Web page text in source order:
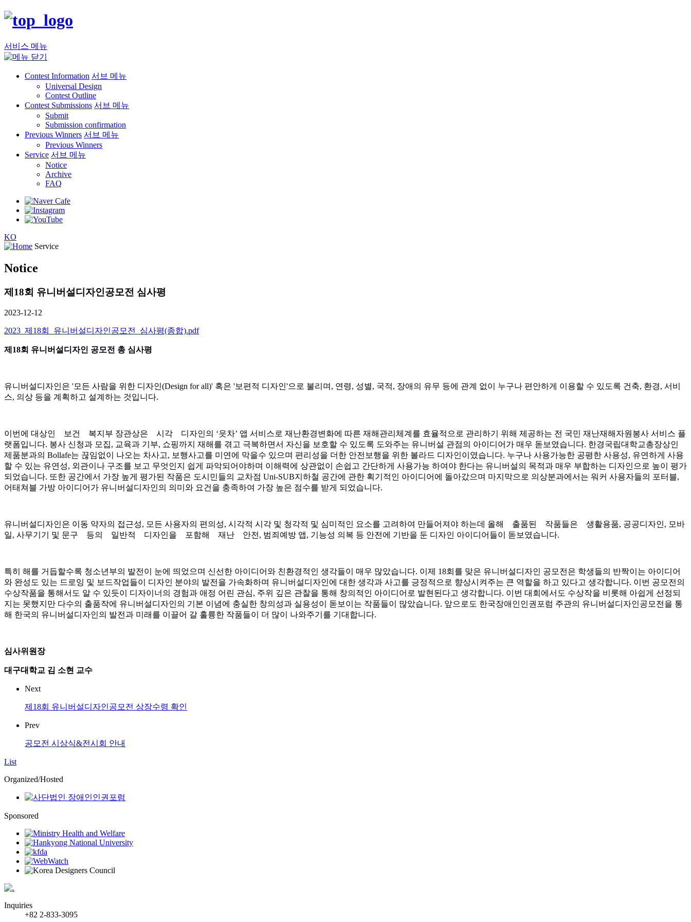
서비스 메뉴
Contest Information 서브 메뉴
Universal Design
Contest Outline
Contest Submissions 서브 메뉴
Submit
Submission confirmation
Previous Winners 서브 메뉴
Previous Winners
Service 서브 메뉴
Notice
Archive
FAQ
KO
Service
Notice
제18회 유니버설디자인공모전 심사평
2023-12-12
2023_제18회_유니버설디자인공모전_심사평(종합).pdf
제 18회 유니버설디자인 공모전 총 심사평
유니버설디자인은 '모든 사람을 위한 디자인(Design for all)' 혹은 '보편적 디자인'으로 불리며, 연령, 성별, 국적, 장애의 유무 등에 관계 없이 누구나 편안하게 이용할 수 있도록 건축, 환경, 서비
스, 의상 등을 계획하고 설계하는 것입니다.
이번에 대상인 보건 복지부 장관상은 시각 디자인의 ‘읏차’ 앱 서비스로 재난환경변화에 따른 재해관리체계를 효율적으로 관리하기 위해 제공하는 전 국민 재난재해자원봉사 서비스 플
랫폼입니다. 봉사 신청과 모집, 교육과 기부, 쇼핑까지 재해를 겪고 극복하면서 자신을 보호할 수 있도록 도와주는 유니버설 관점의 아이디어가 매우 돋보였습니다. 한경국립대학교총장상인
제품분과의 Bollafe는 끊임없이 나오는 차사고, 보행사고를 미연에 막을수 있으며 편리성을 더한 안전보행을 위한 볼라드 디자인이였습니다. 누구나 사용가능한 공평한 사용성, 유연하게 사용
할 수 있는 유연성, 외관이나 구조를 보고 무엇인지 쉽게 파악되어야하며 이해력에 상관없이 손쉽고 간단하게 사용가능 하여야 한다는 유니버설의 목적과 매우 부합하는 디자인으로 높이 평가
되었습니다. 또한 공간에서 가장 높게 평가된 작품은 도시민들의 교차점 Uni-SUB지하철 공간에 관한 획기적인 아이디어에 돌아갔으며 마지막으로 의상분과에서는 워커 사용자들의 포터블,
어태쳐블 가방 아이디어가 유니버설디자인의 의미와 요건을 충족하여 가장 높은 점수를 받게 되었습니다.
유니버설디자인은 이동 약자의 접근성, 모든 사용자의 편의성, 시각적 시각 및 청각적 및 심미적인 요소를 고려하여 만들어져야 하는데 올해 출품된 작품들은 생활용품, 공공디자인, 모바
일, 사무기기 및 문구 등의 일반적 디자인을 포함해 재난 안전, 범죄예방 앱, 기능성 의복 등 안전에 기반을 둔 디자인 아이디어들이 돋보였습니다.
특히 해를 거듭할수록 청소년부의 발전이 눈에 띄었으며 신선한 아이디어와 친환경적인 생각들이 매우 많았습니다. 이제 18회를 맞은 유니버설디자인 공모전은 학생들의 반짝이는 아이디어
와 완성도 있는 드로잉 및 보드작업들이 디자인 분야의 발전을 가속화하며 유니버설디자인에 대한 생각과 사고를 긍정적으로 향상시켜주는 큰 역할을 하고 있다고 생각합니다. 이번 공모전의
수상작품을 통해서도 알 수 있듯이 디자이너의 경험과 애정 어린 관심, 주위 깊은 관찰을 통해 창의적인 아이디어로 발현된다고 생각합니다. 이번 대회에서도 수상작을 비롯해 아쉽게 선정되
지는 못했지만 다수의 출품작에 유니버설디자인의 기본 이념에 충실한 창의성과 실용성이 돋보이는 작품들이 많았습니다. 앞으로도 한국장애인인권포럼 주관의 유니버설디자인공모전을 통
해 한국의 유니버설디자인의 발전과 미래를 이끌어 갈 훌륭한 작품들이 더 많이 나와주기를 기대합니다.
심사위원장
대구대학교 김 소현 교수
Next
제18회 유니버설디자인공모전 상장수령 확인
Prev
공모전 시상식&전시회 안내
List
Organized/Hosted
Sponsored
Inquiries
+82 2-833-3095